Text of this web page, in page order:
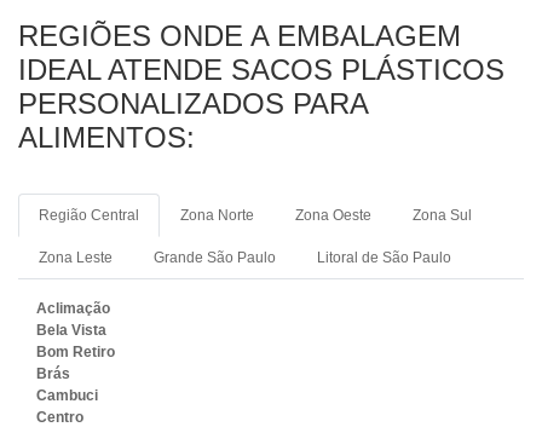
REGIÕES ONDE A EMBALAGEM
IDEAL ATENDE SACOS PLÁSTICOS
PERSONALIZADOS PARA
ALIMENTOS:
Região Central Zona Norte Zona Oeste Zona Sul
Zona Leste Grande São Paulo Litoral de São Paulo
Aclimação
Bela Vista
Bom Retiro
Brás
Cambuci
Centro